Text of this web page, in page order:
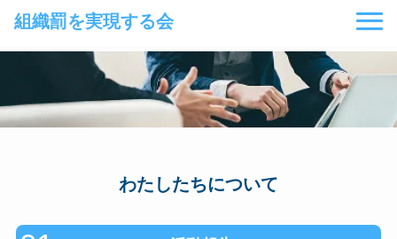
組織罰を実現する会
わたしたちについて